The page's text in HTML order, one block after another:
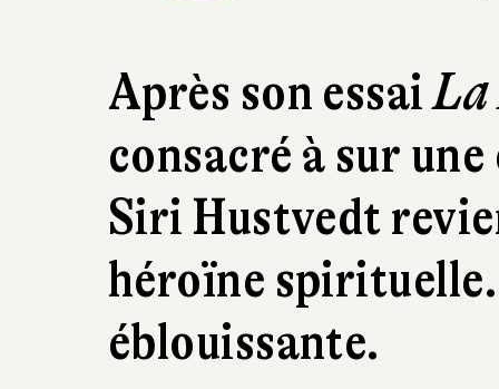
Après son essaiLa
consacré à sur
Siri Hustvedt
héroïne
éblouissante.